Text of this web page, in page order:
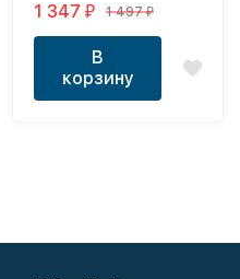
бонусы)
1 347 ₽ 1 497₽
В
корзину